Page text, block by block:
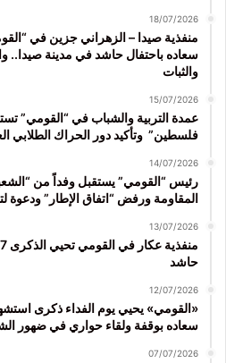
18/07/2026
منفذية صيدا – الزهراني جزين في
سعاده باحتفال حاشد في مدينة صيدا..
والثبات
15/07/2026
عمدة التربية والشباب في “القومي”
فلسطين” وتأكيد دور الحراك الطلابي
14/07/2026
رئيس “القومي” يستقبل وفداً من
المقاومة ورفض “اتفاق الإطار” ودعوة
13/07/2026
حاشد
12/07/2026
«القومي» يحيي يوم الفداء ذكرى
سعاده بوقفة ولقاء حواري في ضهور
07/07/2026